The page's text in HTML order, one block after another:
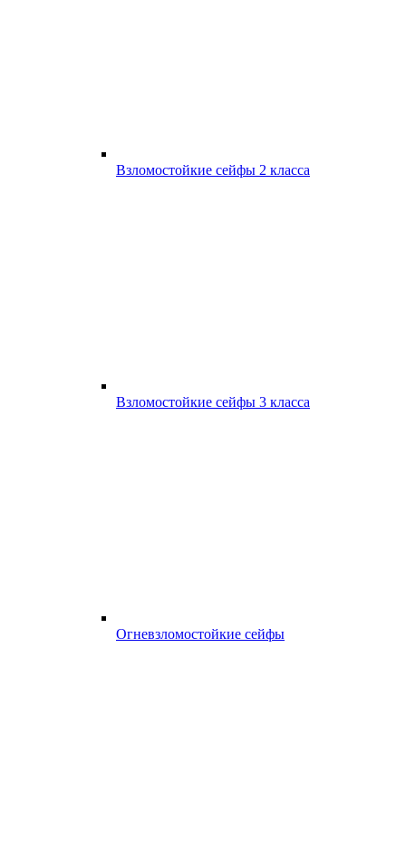
Взломостойкие сейфы 2 класса
Взломостойкие сейфы 3 класса
Огневзломостойкие сейфы